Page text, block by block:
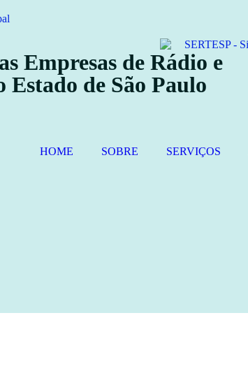
Empresas de Rádio e
Estado de São Paulo
HOME SOBRE SERVIÇOS